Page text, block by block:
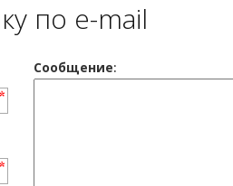
по e-mail
Cообщение: